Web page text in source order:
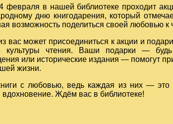
февраля в нашей библиотеке проходит
дню книгодарения, который
возможность поделиться своей любовью
вас может присоединиться к акции и
культуры чтения. Ваши подарки —
или исторические издания — помогут
жизни.
с любовью, ведь каждая из них — это
вдохновение. Ждём вас в библиотеке!